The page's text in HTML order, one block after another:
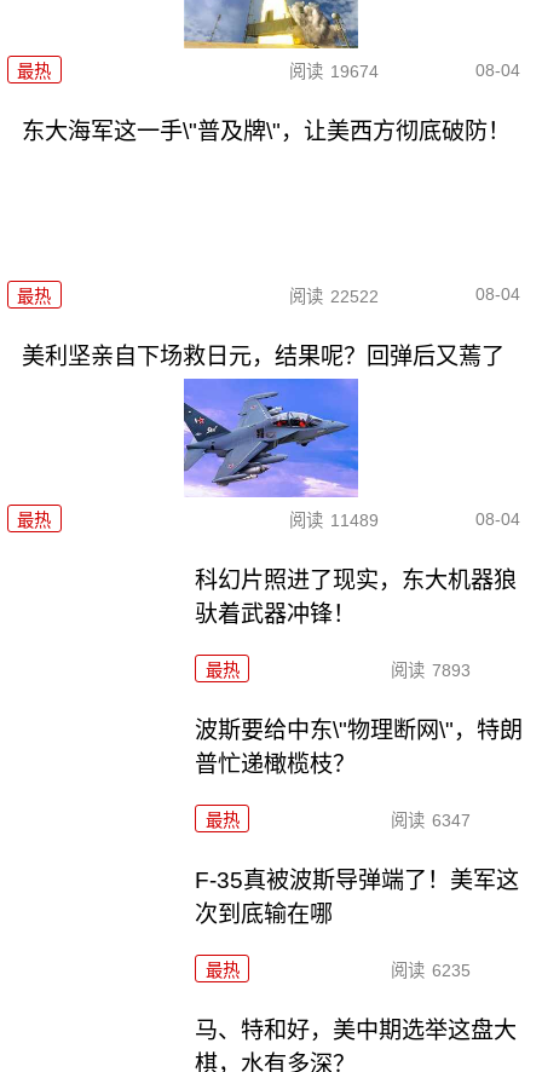
最热 阅读 19674 08-04
东大海军这一手\"普及牌\"，让美西方彻底破防！
最热 阅读 22522 08-04
美利坚亲自下场救日元，结果呢？回弹后又蔫了
最热 阅读 11489 08-04
科幻片照进了现实，东大机器狼
驮着武器冲锋！
最热 阅读 7893
波斯要给中东\"物理断网\"，特朗
普忙递橄榄枝？
最热 阅读 6347
F-35真被波斯导弹端了！美军这
次到底输在哪
最热 阅读 6235
马、特和好，美中期选举这盘大
棋，水有多深？